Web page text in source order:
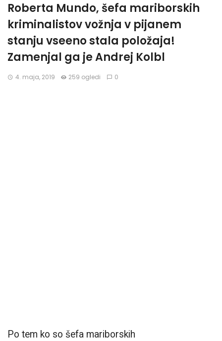
Roberta Mundo, šefa mariborskih
kriminalistov vožnja v pijanem
stanju vseeno stala položaja!
Zamenjal ga je Andrej Kolbl
4. maja, 2019 259 ogledi 0
Po tem ko so šefa mariborskih